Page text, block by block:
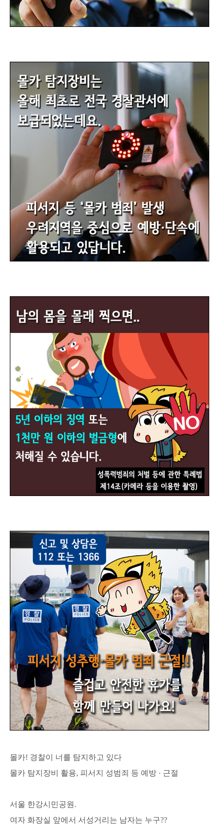
몰카! 경찰이 너를 탐지하고 있다
몰카 탐지장비 활용, 피서지 성범죄 등 예방 · 근절
서울 한강시민공원.
여자 화장실 앞에서 서성거리는 남자는 누구??